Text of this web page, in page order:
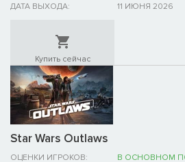
ДАТА ВЫХОДА:
11 ИЮНЯ 2026
Купить сейчас
Star Wars Outlaws
ОЦЕНКИ ИГРОКОВ: В ОСНОВНОМ